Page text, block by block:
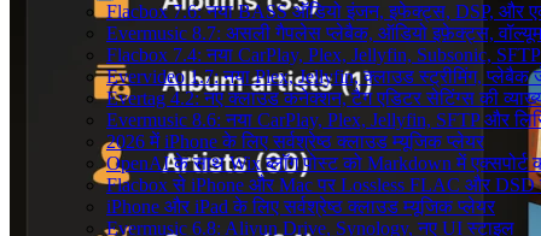
Flacbox 7.6: नया BASS ऑडियो इंजन, इफेक्ट्स, DSP, और
Evermusic 8.7: असली गैपलेस प्लेबैक, ऑडियो इफ़ेक्ट्स, वॉल्यूम
Flacbox 7.4: नया CarPlay, Plex, Jellyfin, Subsonic,
Evervideo 1.7: नया Plex, Jellyfin, क्लाउड स्ट्रीमिंग, प्लेबैक
Evertag 4.2: नए क्लाउड कनेक्शन, टैग एडिटर सेटिंग्स की
Evermusic 8.6: नया CarPlay, Plex, Jellyfin, SFTP और
2026 में iPhone के लिए सर्वश्रेष्ठ क्लाउड म्यूजिक प्लेयर
OpenAI के साथ Wix ब्लॉग पोस्ट को Markdown में एक्सपोर्ट
Flacbox से iPhone और Mac पर Lossless FLAC और DSD
iPhone और iPad के लिए सर्वश्रेष्ठ क्लाउड म्यूजिक प्लेयर
Evermusic 6.8: Aliyun Drive, Synology, नए UI स्टाइल